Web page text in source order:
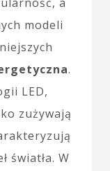
modeli
.
LED,
zużywają
światła. W